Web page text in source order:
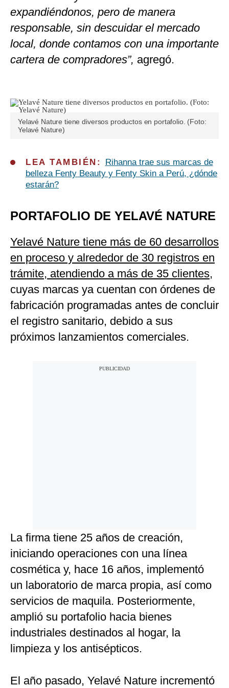
expandiéndonos, pero de manera
responsable, sin descuidar el mercado
local, donde contamos con una importante
cartera de compradores”, agregó.
Yelavé Nature tiene diversos productos en portafolio. (Foto:
Yelavé Nature)
LEA TAMBIÉN:
Rihanna trae sus marcas de
belleza Fenty Beauty y Fenty Skin a Perú, ¿dónde
estarán?
PORTAFOLIO DE YELAVÉ NATURE
Yelavé Nature tiene más de 60 desarrollos
en proceso y alrededor de 30 registros en
trámite, atendiendo a más de 35 clientes,
cuyas marcas ya cuentan con órdenes de
fabricación programadas antes de concluir
el registro sanitario, debido a sus
próximos lanzamientos comerciales.
La firma tiene 25 años de creación,
iniciando operaciones con una línea
cosmética y, hace 16 años, implementó
un laboratorio de marca propia, así como
servicios de maquila. Posteriormente,
amplió su portafolio hacia bienes
industriales destinados al hogar, la
limpieza y los antisépticos.
El año pasado, Yelavé Nature incrementó